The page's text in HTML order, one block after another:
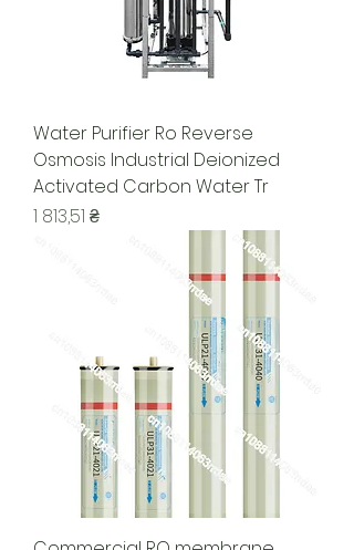
Water Purifier Ro Reverse
Osmosis Industrial Deionized
Activated Carbon Water Tr
Цена
1 813,51 ₴